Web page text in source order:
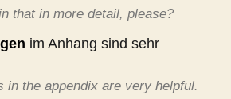
that in more detail, please?
im Anhang sind sehr
in the appendix are very helpful.